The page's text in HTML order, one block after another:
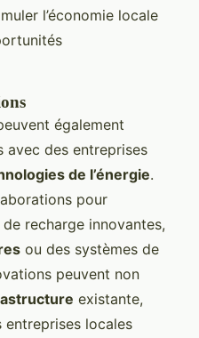
l’économie locale
également
avec des entreprises
de l’énergie.
pour
recharge innovantes,
ou des systèmes de
peuvent non
existante,
entreprises locales